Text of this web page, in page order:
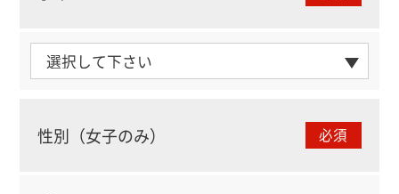
性別（女子のみ） 必須